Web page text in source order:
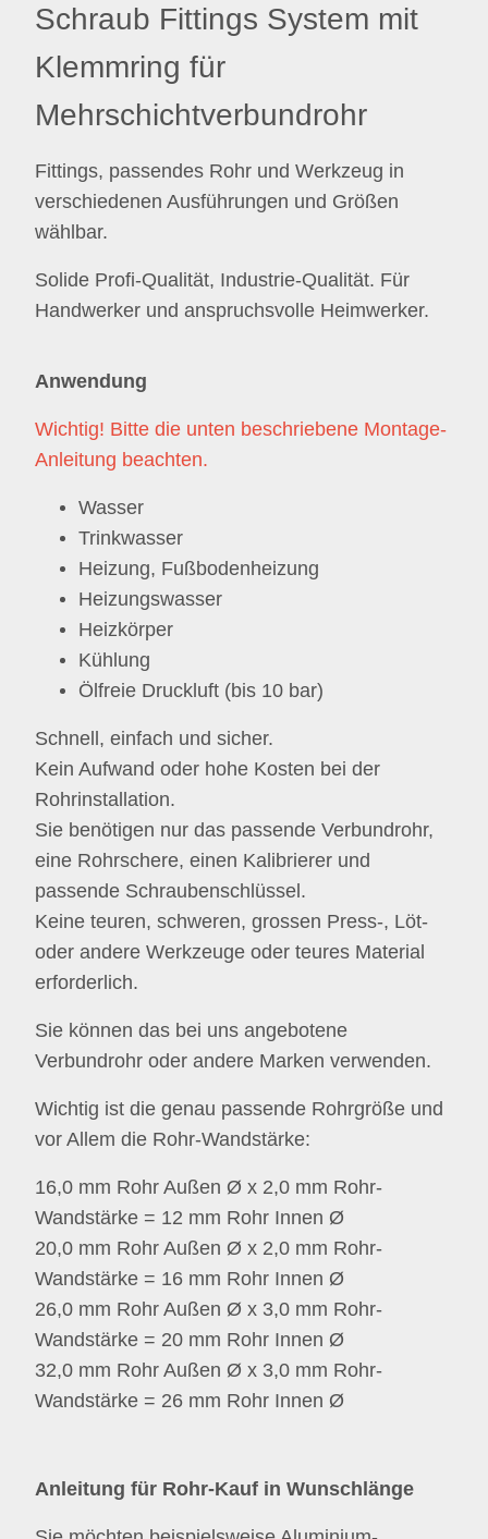
Schraub Fittings System mit
Klemmring für
Mehrschichtverbundrohr
Fittings, passendes Rohr und Werkzeug in
verschiedenen Ausführungen und Größen
wählbar.
Solide Profi-Qualität, Industrie-Qualität. Für
Handwerker und anspruchsvolle Heimwerker.
Anwendung
Wichtig! Bitte die unten beschriebene Montage-
Anleitung beachten.
Wasser
Trinkwasser
Heizung, Fußbodenheizung
Heizungswasser
Heizkörper
Kühlung
Ölfreie Druckluft (bis 10 bar)
Schnell, einfach und sicher.
Kein Aufwand oder hohe Kosten bei der
Rohrinstallation.
Sie benötigen nur das passende Verbundrohr,
eine Rohrschere, einen Kalibrierer und
passende Schraubenschlüssel.
Keine teuren, schweren, grossen Press-, Löt-
oder andere Werkzeuge oder teures Material
erforderlich.
Sie können das bei uns angebotene
Verbundrohr oder andere Marken verwenden.
Wichtig ist die genau passende Rohrgröße und
vor Allem die Rohr-Wandstärke:
16,0 mm Rohr Außen Ø x 2,0 mm Rohr-
Wandstärke = 12 mm Rohr Innen Ø
20,0 mm Rohr Außen Ø x 2,0 mm Rohr-
Wandstärke = 16 mm Rohr Innen Ø
26,0 mm Rohr Außen Ø x 3,0 mm Rohr-
Wandstärke = 20 mm Rohr Innen Ø
32,0 mm Rohr Außen Ø x 3,0 mm Rohr-
Wandstärke = 26 mm Rohr Innen Ø
Anleitung für Rohr-Kauf in Wunschlänge